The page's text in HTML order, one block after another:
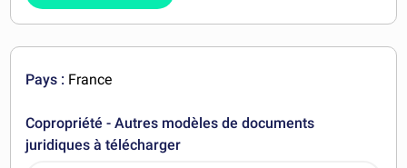
Pays : France
Copropriété - Autres modèles de documents
juridiques à télécharger